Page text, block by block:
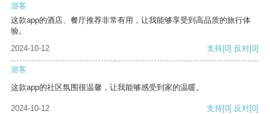
游客
这款app的酒店、餐厅推荐非常有用，让我能够享受到高品质的旅行体
验。
2024-10-12
支持[0] 反对[0]
游客
这款app的社区氛围很温馨，让我能够感受到家的温暖。
2024-10-12 支持[0] 反对[0]